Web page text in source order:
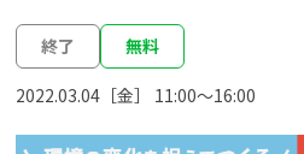
セミナー情報
HRコラム
終了 無料
2022.03.04［金］ 11:00〜16:00